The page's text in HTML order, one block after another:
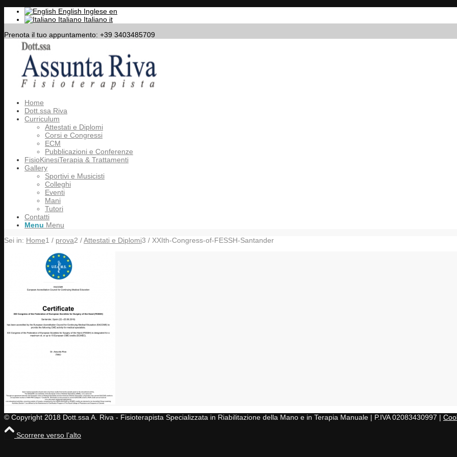
English Inglese en
Italiano Italiano it
Prenota il tuo appuntamento: +39 3403485709
Home
Dott.ssa Riva
Curriculum
Attestati e Diplomi
Corsi e Congressi
ECM
Pubblicazioni e Conferenze
FisioKinesiTerapia & Trattamenti
Gallery
Sportivi e Musicisti
Colleghi
Eventi
Mani
Tutori
Contatti
Menu Menu
Sei in: Home1 / prova2 /Attestati e Diplomi3 / XXIth-Congress-of-FESSH-Santander
© Copyright 2018 Dott.ssa A. Riva - Fisioterapista Specializzata in Riabilitazione della Mano e in Terapia Manuale | P.IVA 02083430997 |
Scorrere verso l’alto